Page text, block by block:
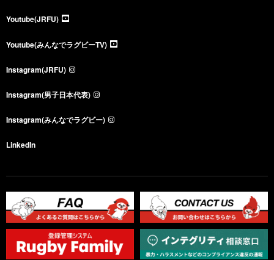
Youtube(JRFU)
Youtube(みんなでラグビーTV)
Instagram(JRFU)
Instagram(男子日本代表)
Instagram(みんなでラグビー)
LinkedIn